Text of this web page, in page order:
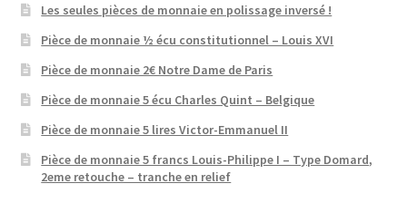
Les seules pièces de monnaie en polissage inversé !
Pièce de monnaie ½ écu constitutionnel – Louis XVI
Pièce de monnaie 2€ Notre Dame de Paris
Pièce de monnaie 5 écu Charles Quint – Belgique
Pièce de monnaie 5 lires Victor-Emmanuel II
Pièce de monnaie 5 francs Louis-Philippe I – Type Domard,
2eme retouche – tranche en relief